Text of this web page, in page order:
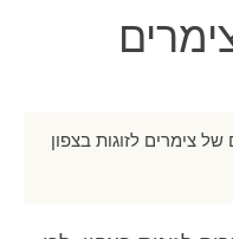
של צימרים לזוגות בצפון